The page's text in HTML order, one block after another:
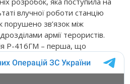
влучної роботи станцію
зв’язок між
армії терористів.
Р-416ГМ – перша, що